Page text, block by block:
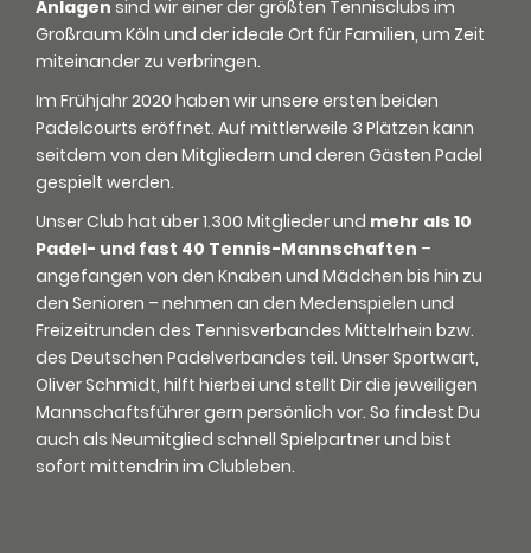
Anlagen sind wir einer der größten Tennisclubs im
Großraum Köln und der ideale Ort für Familien, um Zeit
miteinander zu verbringen.
Im Frühjahr 2020 haben wir unsere ersten beiden
Padelcourts eröffnet. Auf mittlerweile 3 Plätzen kann
seitdem von den Mitgliedern und deren Gästen Padel
gespielt werden.
Unser Club hat über 1.300 Mitglieder und mehr als 10
Padel- und fast 40 Tennis-Mannschaften –
angefangen von den Knaben und Mädchen bis hin zu
den Senioren – nehmen an den Medenspielen und
Freizeitrunden des Tennisverbandes Mittelrhein bzw.
des Deutschen Padelverbandes teil. Unser Sportwart,
Oliver Schmidt, hilft hierbei und stellt Dir die jeweiligen
Mannschaftsführer gern persönlich vor. So findest Du
auch als Neumitglied schnell Spielpartner und bist
sofort mittendrin im Clubleben.